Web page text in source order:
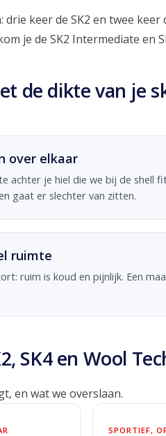
keer de SK2 en twee keer
je de SK2 Intermediate en
de dikte van je
over elkaar
achter je hiel die we bij de shell
gaat er slechter van zitten.
ruimte
ruim is koud en pijnlijk. Een
SK4 en Wool
en wat we overslaan.
SPORTIEF,